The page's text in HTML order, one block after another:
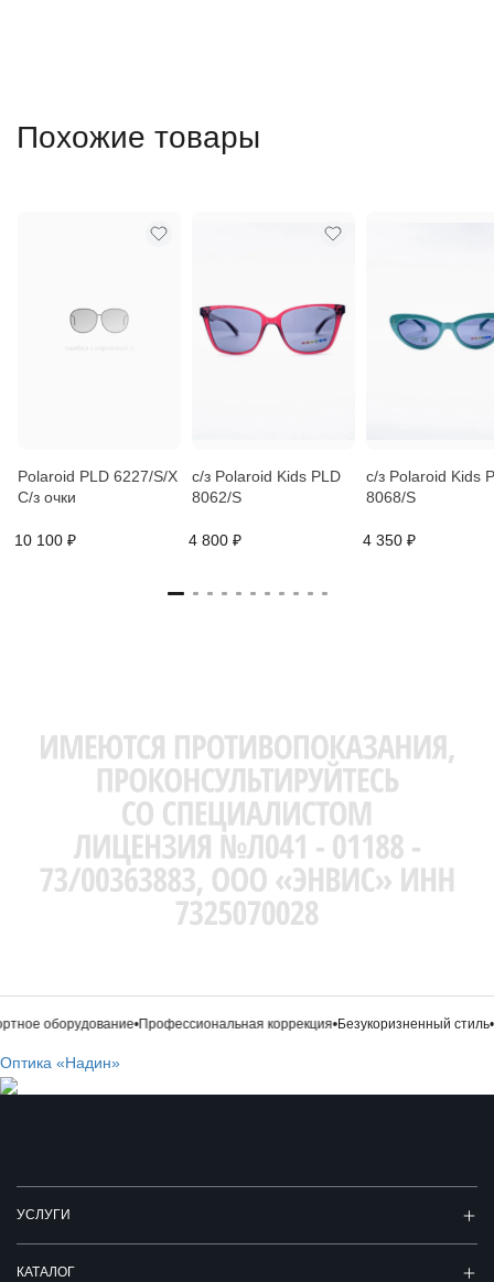
Похожие товары
Polaroid PLD 6227/S/X
C/з очки
10 100 ₽
с/з Polaroid Kids PLD
8062/S
4 800 ₽
с/з Polaroid Kids
8068/S
4 350 ₽
оборудование•Профессиональная коррекция•Безукоризненный стиль•
Оптика «Надин»
УСЛУГИ
КАТАЛОГ